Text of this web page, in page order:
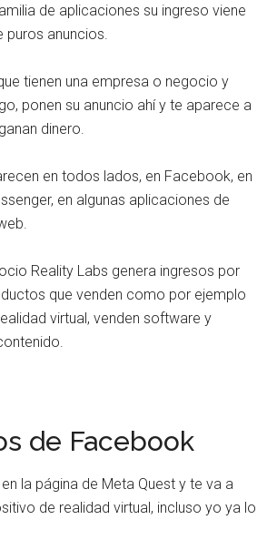
de aplicaciones su ingreso viene
anuncios.
tienen una empresa o negocio y
ponen su anuncio ahí y te aparece a
dinero.
en todos lados, en Facebook, en
en algunas aplicaciones de
Reality Labs genera ingresos por
que venden como por ejemplo
virtual, venden software y
de Facebook
la página de Meta Quest y te va a
de realidad virtual, incluso yo ya lo